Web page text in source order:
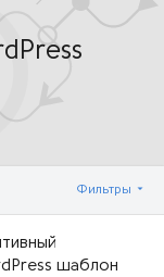
Фильтры
шаблон